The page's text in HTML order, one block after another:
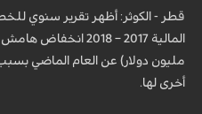
قطر - الكوثر: أظهر تقرير سنوي
مليون دولار) عن العام الماضي
أخرى لها.